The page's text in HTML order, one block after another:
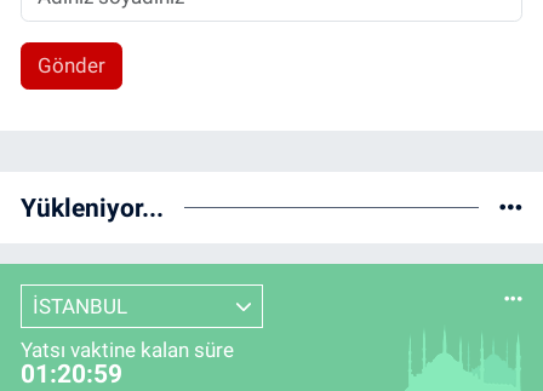
Gönder
Yükleniyor...
İSTANBUL
Yatsı vaktine kalan süre
01:20:59